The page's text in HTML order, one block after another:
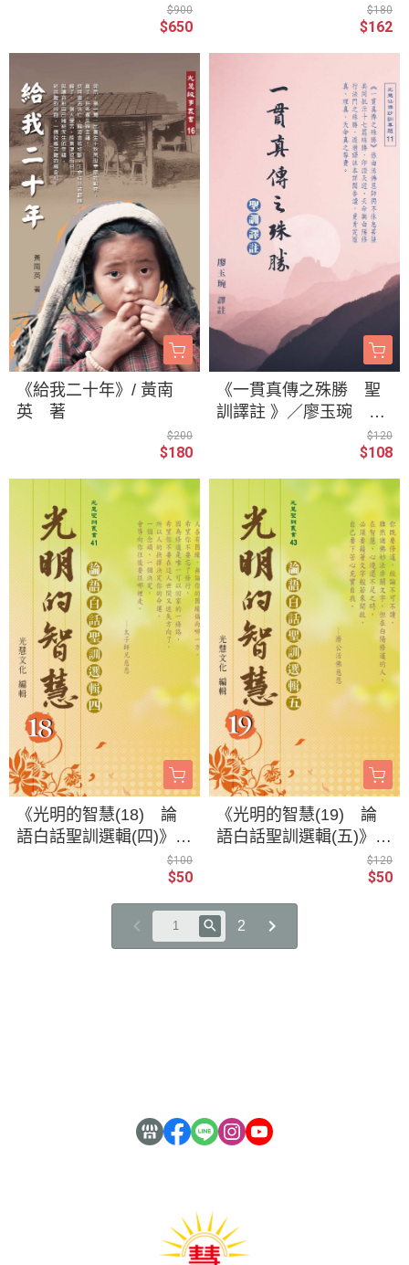
$900
$650
$180
$162
《給我二十年》/ 黃南
英 著
$200
$180
《一貫真傳之殊勝 聖
訓譯註 》／廖玉琬 譯
$120
$108
《光明的智慧(18) 論
語白話聖訓選輯(四)》/
$100
$50
《光明的智慧(19) 論
語白話聖訓選輯(五)》/
$120
$50
2